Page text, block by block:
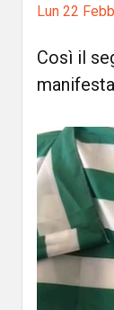
Lun 22
Così il